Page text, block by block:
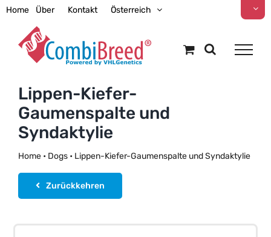
Zum
springen
Home Über Kontakt Österreich
Lippen-Kiefer-
Gaumenspalte und
Syndaktylie
Home• Dogs• Lippen-Kiefer-Gaumenspalte und Syndaktylie
Zurückkehren